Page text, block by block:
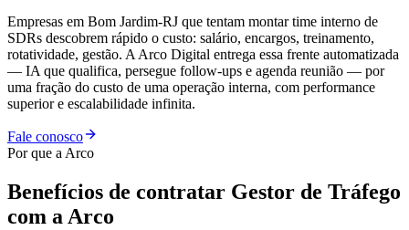
Empresas em Bom Jardim-RJ que tentam montar time interno de
SDRs descobrem rápido o custo: salário, encargos, treinamento,
rotatividade, gestão. A Arco Digital entrega essa frente automatizada
— IA que qualifica, persegue follow-ups e agenda reunião — por
uma fração do custo de uma operação interna, com performance
superior e escalabilidade infinita.
Fale conosco
Por que a Arco
Benefícios de contratar Gestor de Tráfego
com a Arco